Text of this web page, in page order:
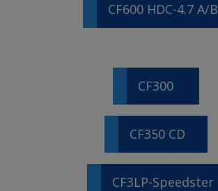
CF600 HDC-4.7 A/B
CF300
CF350 CD
CF3LP-Speedster